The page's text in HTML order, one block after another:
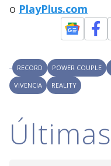
o PlayPlus.com
RECORD POWER COUPLE
VIVENCIA
REALITY
Últimas